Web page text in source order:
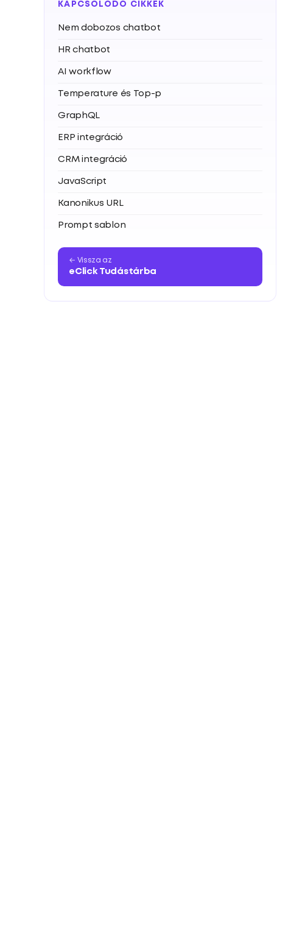
KAPCSOLÓDÓ CIKKEK
Nem dobozos chatbot
HR chatbot
AI workflow
Temperature és Top-p
GraphQL
ERP integráció
CRM integráció
JavaScript
Kanonikus URL
Prompt sablon
← Vissza az
eClick Tudástárba